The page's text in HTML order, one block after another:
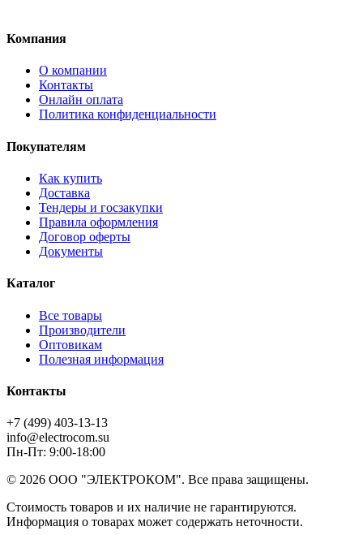
Компания
О компании
Контакты
Онлайн оплата
Политика конфиденциальности
Покупателям
Как купить
Доставка
Тендеры и госзакупки
Правила оформления
Договор оферты
Документы
Каталог
Все товары
Производители
Оптовикам
Полезная информация
Контакты
+7 (499) 403-13-13
info@electrocom.su
Пн-Пт: 9:00-18:00
© 2026 ООО "ЭЛЕКТРОКОМ". Все права защищены.
Стоимость товаров и их наличие не гарантируются.
Информация о товарах может содержать неточности.